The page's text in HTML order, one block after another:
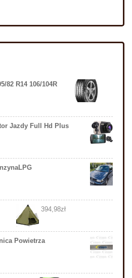
82 R14 106/104R
Jazdy Full Hd Plus
394,98zł
Powietrza